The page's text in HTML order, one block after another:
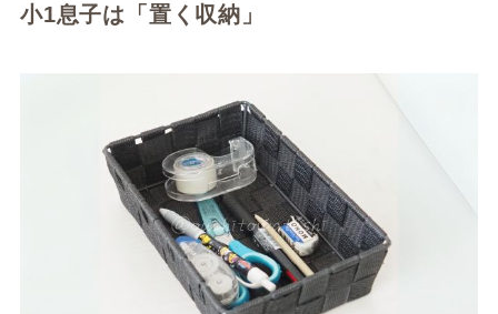
小1息子は「置く収納」